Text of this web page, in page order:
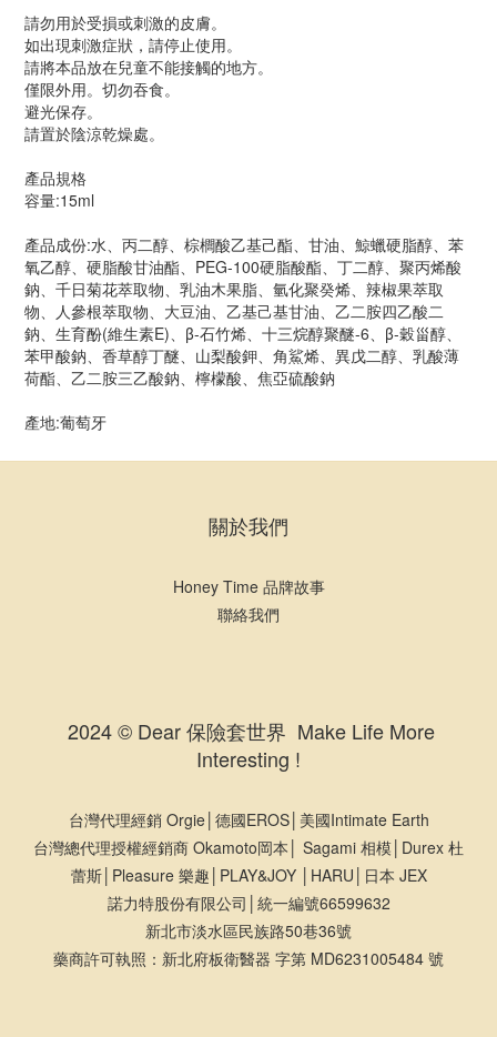
請勿用於受損或刺激的皮膚。
如出現刺激症狀，請停止使用。
請將本品放在兒童不能接觸的地方。
僅限外用。切勿吞食。
避光保存。
請置於陰涼乾燥處。
產品規格
容量:15ml
產品成份:水、丙二醇、棕櫚酸乙基己酯、甘油、鯨蠟硬脂醇、苯
氧乙醇、硬脂酸甘油酯、PEG-100硬脂酸酯、丁二醇、聚丙烯酸
鈉、千日菊花萃取物、乳油木果脂、氫化聚癸烯、辣椒果萃取
物、人參根萃取物、大豆油、乙基己基甘油、乙二胺四乙酸二
鈉、生育酚(維生素E)、β-石竹烯、十三烷醇聚醚-6、β-穀甾醇、
苯甲酸鈉、香草醇丁醚、山梨酸鉀、角鯊烯、異戊二醇、乳酸薄
荷酯、乙二胺三乙酸鈉、檸檬酸、焦亞硫酸鈉
產地:葡萄牙
關於我們
Honey Time 品牌故事
聯絡我們
2024 © Dear 保險套世界 Make Life More
Interesting !
台灣代理經銷 Orgie│德國EROS│美國Intimate Earth
台灣總代理授權經銷商 Okamoto岡本│ Sagami 相模│Durex 杜
蕾斯│Pleasure 樂趣│PLAY&JOY │HARU│日本 JEX
諾力特股份有限公司│統一編號66599632
新北市淡水區民族路50巷36號
藥商許可執照：新北府板衛醫器 字第 MD6231005484 號